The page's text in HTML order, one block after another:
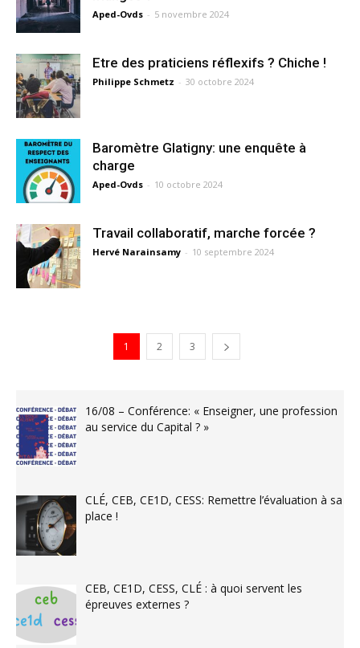
Aped-Ovds - 5 novembre 2024
Etre des praticiens réflexifs ? Chiche !
Philippe Schmetz - 30 octobre 2024
Baromètre Glatigny: une enquête à
charge
Aped-Ovds - 10 octobre 2024
Travail collaboratif, marche forcée ?
Hervé Narainsamy - 10 septembre 2024
1 2 3
16/08 – Conférence: « Enseigner, une profession
au service du Capital ? »
CLÉ, CEB, CE1D, CESS: Remettre l’évaluation à sa
place !
CEB, CE1D, CESS, CLÉ : à quoi servent les
épreuves externes ?